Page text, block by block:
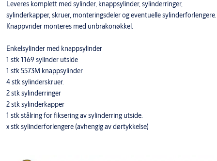
Leveres komplett med sylinder, knappsylinder, sylinderringer,
sylinderkapper, skruer, monteringsdeler og eventuelle sylinderforlengere.
Knappvrider monteres med unbrakonøkkel.
Enkelsylinder med knappsylinder
1 stk 1169 sylinder utside
1 stk 5573M knappsylinder
4 stk sylinderskruer.
2 stk sylinderringer
2 stk sylinderkapper
1 stk stålring for fiksering av sylinderring utside.
x stk sylinderforlengere (avhengig av dørtykkelse)